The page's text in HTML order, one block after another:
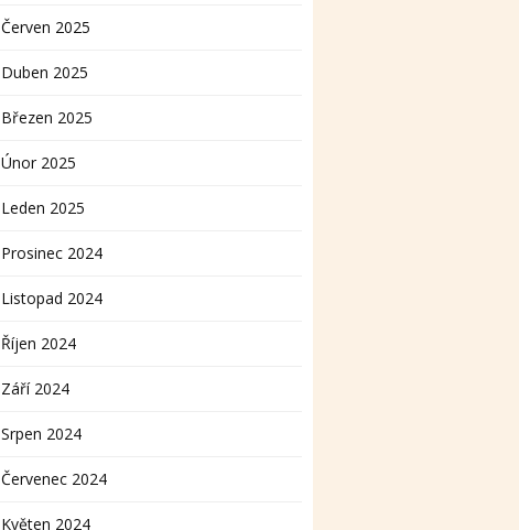
Červen 2025
Duben 2025
Březen 2025
Únor 2025
Leden 2025
Prosinec 2024
Listopad 2024
Říjen 2024
Září 2024
Srpen 2024
Červenec 2024
Květen 2024